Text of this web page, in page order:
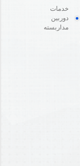
خدمات
دوربین
مداربسته